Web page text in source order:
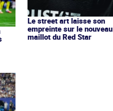
Le street art laisse son
empreinte sur le nouveau
maillot du Red Star